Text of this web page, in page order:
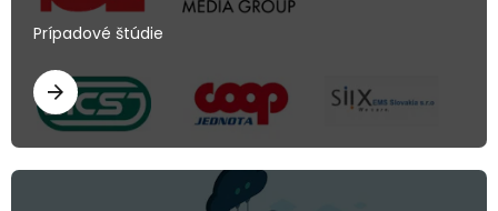
Prípadové štúdie